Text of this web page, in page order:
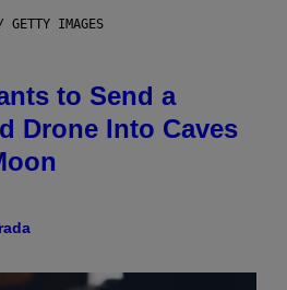
IMAGES
to Send a
Drone Into Caves